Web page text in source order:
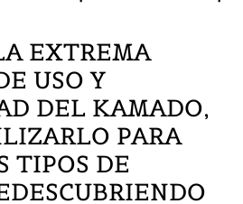
EXTREMA
USO Y
DEL KAMADO,
PARA
TIPOS DE